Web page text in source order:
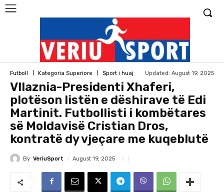
Futboll Kategoria Superiore Sport i huaj Updated: August 19, 2025
Vllaznia-Presidenti Xhaferi,
plotëson listën e dëshirave të Edi
Martinit. Futbollisti i kombëtares
së Moldavisë Cristian Dros,
kontratë dy vjeçare me kuqeblutë
By VeriuSport August 19, 2025